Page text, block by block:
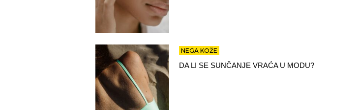
NEGA KOŽE
DA LI SE SUNČANJE VRAĆA U MODU?